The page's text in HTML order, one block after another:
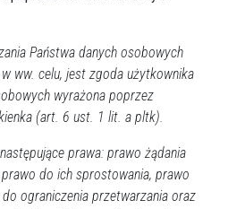
Państwa danych osobowych
ww. celu, jest zgoda użytkownika
wyrażona poprzez
(art. 6 ust. 1 lit. a pltk).
prawa: prawo żądania
do ich sprostowania, prawo
ograniczenia przetwarzania oraz